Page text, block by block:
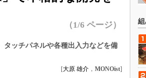
フィールドサービス
モビリティ
（1/6 ページ）
タッチパネルや各種出入力などを備
[大原 雄介 ， MONOist]